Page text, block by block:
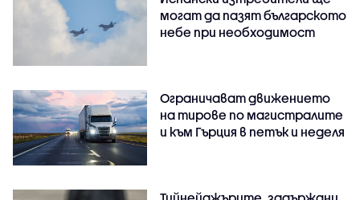
могат да пазят българското
небе при необходимост
Ограничават движението
на тирове по магистралите
и към Гърция в петък и неделя